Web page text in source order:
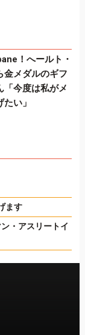
！へールト・
金メダルのギフ
「今度は私がメ
い」
ます
・アスリートイ